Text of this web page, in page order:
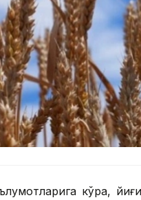
кўра,